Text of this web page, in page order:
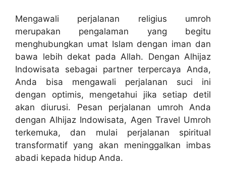
Mengawali perjalanan religius umroh
merupakan pengalaman yang begitu
menghubungkan umat Islam dengan iman dan
bawa lebih dekat pada Allah. Dengan Alhijaz
Indowisata sebagai partner terpercaya Anda,
Anda bisa mengawali perjalanan suci ini
dengan optimis, mengetahui jika setiap detil
akan diurusi. Pesan perjalanan umroh Anda
dengan Alhijaz Indowisata, Agen Travel Umroh
terkemuka, dan mulai perjalanan spiritual
transformatif yang akan meninggalkan imbas
abadi kepada hidup Anda.